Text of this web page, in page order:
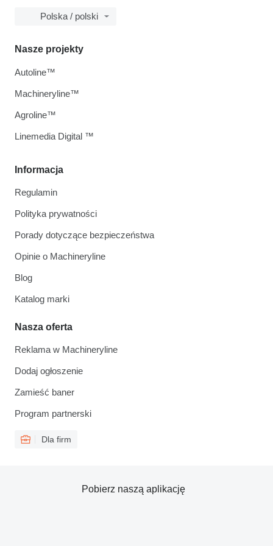
Polska / polski
Informacja
Regulamin
Polityka prywatności
Porady dotyczące bezpieczeństwa
Opinie o Machineryline
Blog
Katalog marki
Nasza oferta
Reklama w Machineryline
Dodaj ogłoszenie
Zamieść baner
Program partnerski
Dla firm
Nasze projekty
Autoline™
Machineryline™
Agroline™
Linemedia Digital ™
Pobierz naszą aplikację